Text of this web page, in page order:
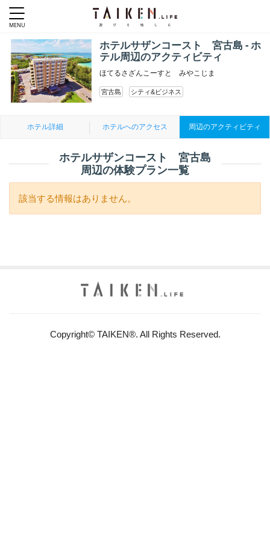
ホテルサザンコースト 宮古島 - ホ
テル周辺のアクティビティ
ほてるさざんこーすと みやこじま
宮古島 シティ&ビジネス
ホテル詳細 ホテルへのアクセス 周辺のアクティビティ
ホテルサザンコースト 宮古島
周辺の体験プラン一覧
該当する情報はありません。
Copyright© TAIKEN®. All Rights Reserved.